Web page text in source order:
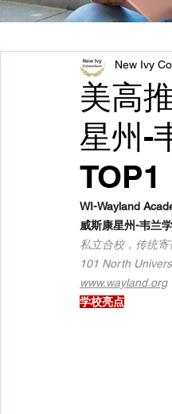
美高
星州-
TOP1
New Ivy
WI-Wayland
威斯康星州-韦兰
私立合校，传统
101 North
www.wayland.org
学校亮点